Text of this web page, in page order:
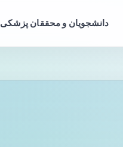
دانشجویان و محققان پزشکی